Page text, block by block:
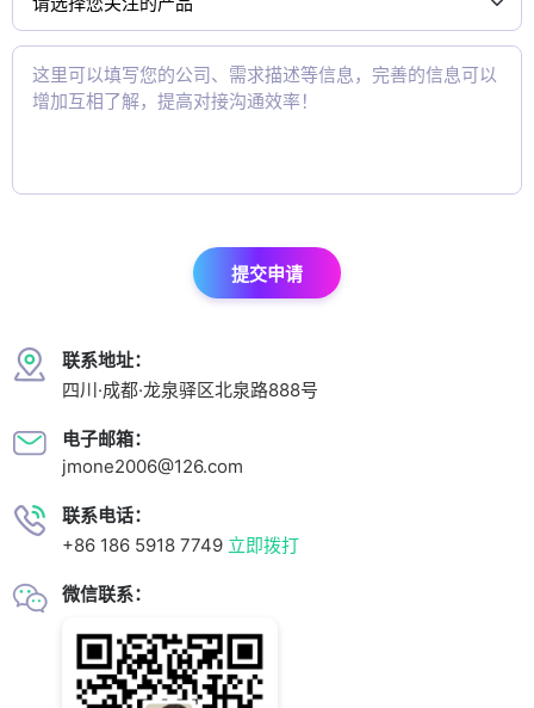
联系地址：
四川·成都·龙泉驿区北泉路888号
电子邮箱：
jmone2006@126.com
联系电话：
+86 186 5918 7749 立即拨打
微信联系：
提交申请